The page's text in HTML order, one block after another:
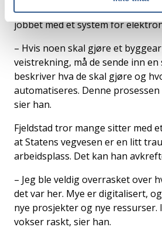
Statens vegvesen siden januar.
jobbet med et system for
– Hvis noen skal gjøre et
veistrekning, må de sende inn en
beskriver hva de skal gjøre og
automatiseres. Denne
sier han.
Fjeldstad tror mange sitter med
at Statens vegvesen er en litt
arbeidsplass. Det kan han
– Jeg ble veldig overrasket over
det var her. Mye er digitalisert,
nye prosjekter og nye ressurser.
vokser raskt, sier han.